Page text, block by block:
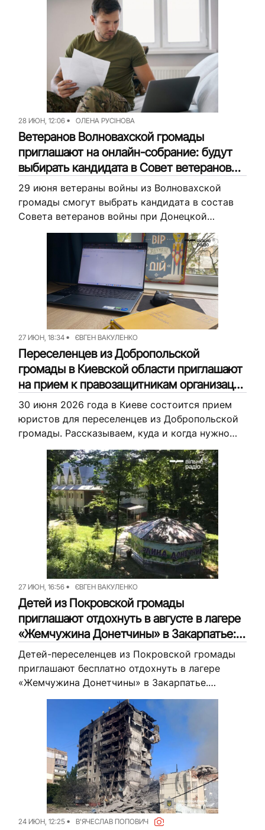
специалистов. Что предлагают и как получить...
28 ИЮН, 12:06 ОЛЕНА РУСІНОВА
Ветеранов Волновахской громады
приглашают на онлайн-собрание: будут
выбирать кандидата в Совет ветеранов
при ДонОВА
29 июня ветераны войны из Волновахской
громады смогут выбрать кандидата в состав
Совета ветеранов войны при Донецкой
областной военной администрации. Для
участия необходимо присоединиться к встрече
в онлайн-формате. Об этом...
27 ИЮН, 18:34 ЄВГЕН ВАКУЛЕНКО
Переселенцев из Добропольской
громады в Киевской области приглашают
на прием к правозащитникам организации
«Права на защиту»: когда и куда
приходить
30 июня 2026 года в Киеве состоится прием
юристов для переселенцев из Добропольской
громады. Рассказываем, куда и когда нужно
приходить.
27 ИЮН, 16:56 ЄВГЕН ВАКУЛЕНКО
Детей из Покровской громады
приглашают отдохнуть в августе в лагере
«Жемчужина Донетчины» в Закарпатье:
как подать заявку
Детей-переселенцев из Покровской громады
приглашают бесплатно отдохнуть в лагере
«Жемчужина Донетчины» в Закарпатье.
Рассказываем, когда начнутся смены и как
24 ИЮН, 12:25 В'ЯЧЕСЛАВ ПОПОВИЧ